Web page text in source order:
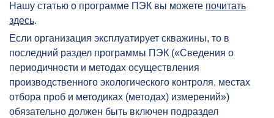
Нашу статью о программе ПЭК вы можете почитать
здесь.
Если организация эксплуатирует скважины, то в
последний раздел программы ПЭК («Сведения о
периодичности и методах осуществления
производственного экологического контроля, местах
отбора проб и методиках (методах) измерений»)
обязательно должен быть включен подраздел